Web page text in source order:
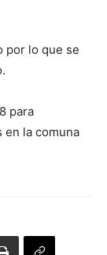
por lo que se
para
en la comuna